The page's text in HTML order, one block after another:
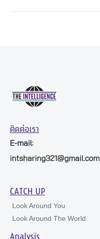
ติดต่อเรา
E-mail:
intsharing321@gmail.com
CATCH UP
Look Around You
Look Around The World